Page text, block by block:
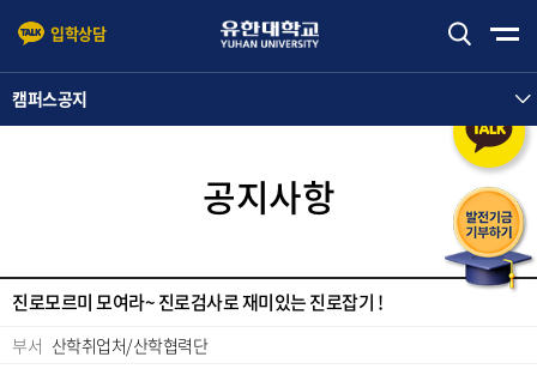
본문 바로가기 주메뉴 바로가기
입학상담
캠퍼스공지
공지사항
진로모르미 모여라~ 진로검사로 재미있는 진로잡기 !
부서 산학취업처/산학협력단